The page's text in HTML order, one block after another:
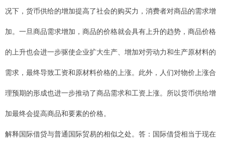
况下，货币供给的增加提高了社会的购买力，消费者对商品的需求增
加。一旦商品需求增加，商品的价格就会具有上升的趋势，商品价格
的上升也会进一步驱使企业扩大生产、增加对劳动力和生产原材料的
需求，最终导致工资和原材料价格的上涨。此外，人们对物价上涨合
理预期的形成也进一步推动了商品需求和工资上涨。所以货币供给增
加最终会提高商品和要素的价格。
解释国际借贷与普通国际贸易的相似之处。答：国际借贷相当于现在